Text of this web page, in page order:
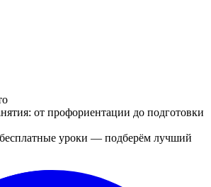
от профориентации до подготовки
уроки — подберём лучший